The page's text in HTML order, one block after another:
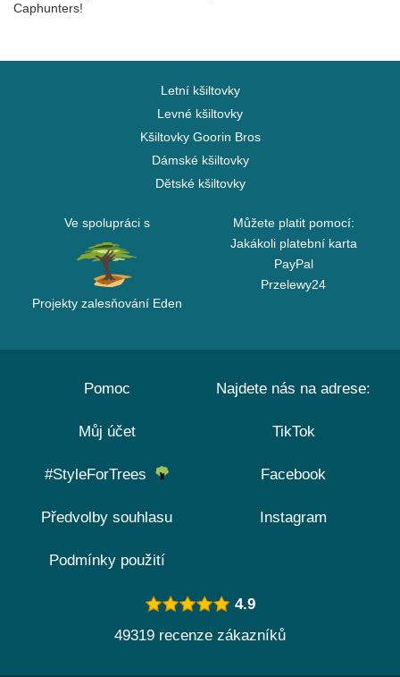
Caphunters!
Letní kšiltovky
Levné kšiltovky
Kšiltovky Goorin Bros
Dámské kšiltovky
Dětské kšiltovky
Ve spolupráci s
Projekty zalesňování Eden
Můžete platit pomocí:
Jakákoli platební karta
PayPal
Przelewy24
Pomoc
Můj účet
#StyleForTrees
Předvolby souhlasu
Podmínky použití
Najdete nás na adrese:
TikTok
Facebook
Instagram
4.9
49319 recenze zákazníků